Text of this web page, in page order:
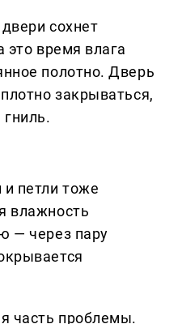
сохнет
время влага
полотно. Дверь
закрываться,
гниль.
петли тоже
влажность
— через пару
часть проблемы.